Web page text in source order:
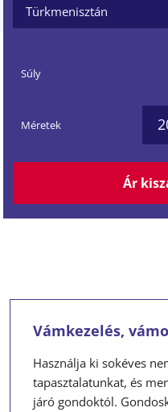
Súly
Méretek
Ár
Vámkezelés,
Használja ki sokéves
tapasztalatunkat, és
járó gondoktól.